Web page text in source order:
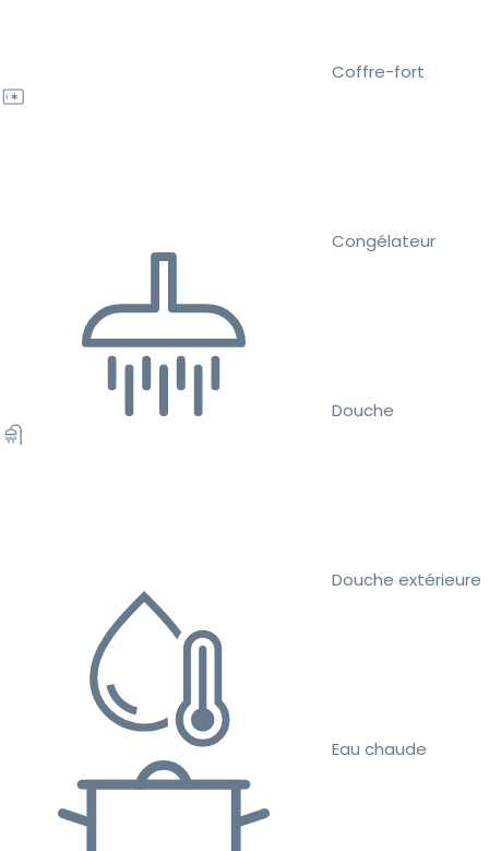
Coffre-fort
Congélateur
Douche
Douche extérieure
Eau chaude